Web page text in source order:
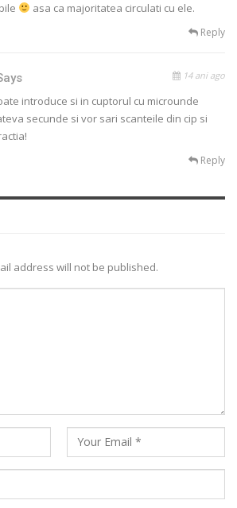
asa ca majoritatea circulati cu ele.
Reply
14 ani ago
introduce si in cuptorul cu microunde
secunde si vor sari scanteile din cip si
Reply
address will not be published.